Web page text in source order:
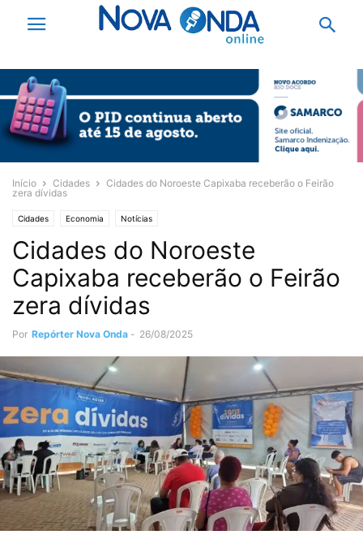
Início Cidades
Cidades do Noroeste Capixaba receberão o Feirão
zera dívidas
Cidades Economia Notícias
Cidades do Noroeste
Capixaba receberão o Feirão
zera dívidas
Por Repórter Nova Onda - 26/08/2025